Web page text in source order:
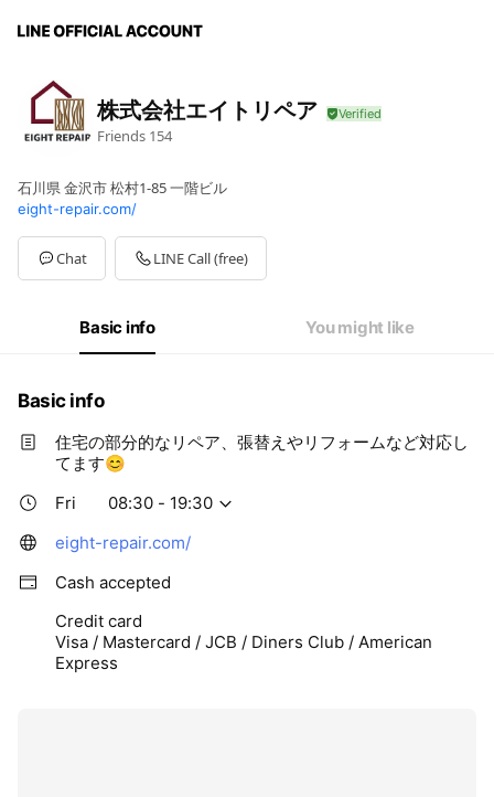
株式会社エイトリペア
Friends 154
石川県 金沢市 松村1-85 一階ビル
eight-repair.com/
Chat LINE Call (free)
Basic info You might like
Basic info
住宅の部分的なリペア、張替えやリフォームなど対応し
てます😊
Fri
08:30 - 19:30
eight-repair.com/
Cash accepted
Credit card
Visa / Mastercard / JCB / Diners Club / American
Express